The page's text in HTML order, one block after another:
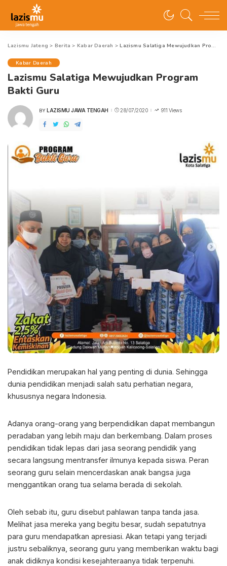
Lazismu Jateng > Berita > Kabar Daerah >Lazismu Salatiga Mewujudkan Program Bakti Guru
Kabar Daerah
Lazismu Salatiga Mewujudkan Program
Bakti Guru
POSTED
BY LAZISMU JAWA TENGAH 28/07/2020 911 Views
Pendidikan merupakan hal yang penting di dunia. Sehingga
dunia pendidikan menjadi salah satu perhatian negara,
khususnya negara Indonesia.
Adanya orang-orang yang berpendidikan dapat membangun
peradaban yang lebih maju dan berkembang. Dalam proses
pendidikan tidak lepas dari jasa seorang pendidik yang
secara langsung mentransfer ilmunya kepada siswa. Peran
seorang guru selain mencerdaskan anak bangsa juga
menggantikan orang tua selama berada di sekolah.
Oleh sebab itu, guru disebut pahlawan tanpa tanda jasa.
Melihat jasa mereka yang begitu besar, sudah sepatutnya
para guru mendapatkan apresiasi. Akan tetapi yang terjadi
justru sebaliknya, seorang guru yang memberikan waktu bagi
anak didiknya kondisi kesejahteraanya tidak terpenuhi.